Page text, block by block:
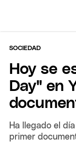
SOCIEDAD
Hoy se
Day" en
Ha llegado el
primer